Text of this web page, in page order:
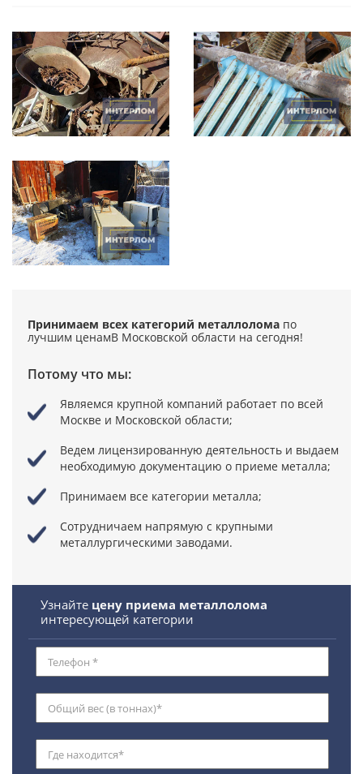
Принимаем всех категорий металлолома по
лучшим ценамВ Московской области на сегодня!
Потому что мы:
Являемся крупной компаний работает по всей
Москве и Московской области;
Ведем лицензированную деятельность и выдаем
необходимую документацию о приеме металла;
Принимаем все категории металла;
Сотрудничаем напрямую с крупными
металлургическими заводами.
Узнайте цену приема металлолома
интересующей категории